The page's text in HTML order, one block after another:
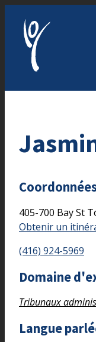
405-700 Bay St
Obtenir un
(416) 924-5969
Domaine
Tribunaux
Langue